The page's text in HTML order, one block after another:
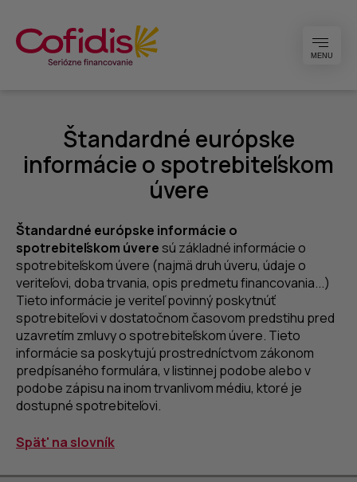
MENU
Štandardné európske
informácie o spotrebiteľskom
úvere
Štandardné európske informácie o
spotrebiteľskom úveresú základné informácie o
spotrebiteľskom úvere (najmä druh úveru, údaje o
veriteľovi, doba trvania, opis predmetu financovania...)
Tieto informácie je veriteľ povinný poskytnúť
spotrebiteľovi v dostatočnom časovom predstihu pred
uzavretím zmluvy o spotrebiteľskom úvere. Tieto
informácie sa poskytujú prostredníctvom zákonom
predpísaného formulára, v listinnej podobe alebo v
podobe zápisu na inom trvanlivom médiu, ktoré je
dostupné spotrebiteľovi.
Spät' na slovník